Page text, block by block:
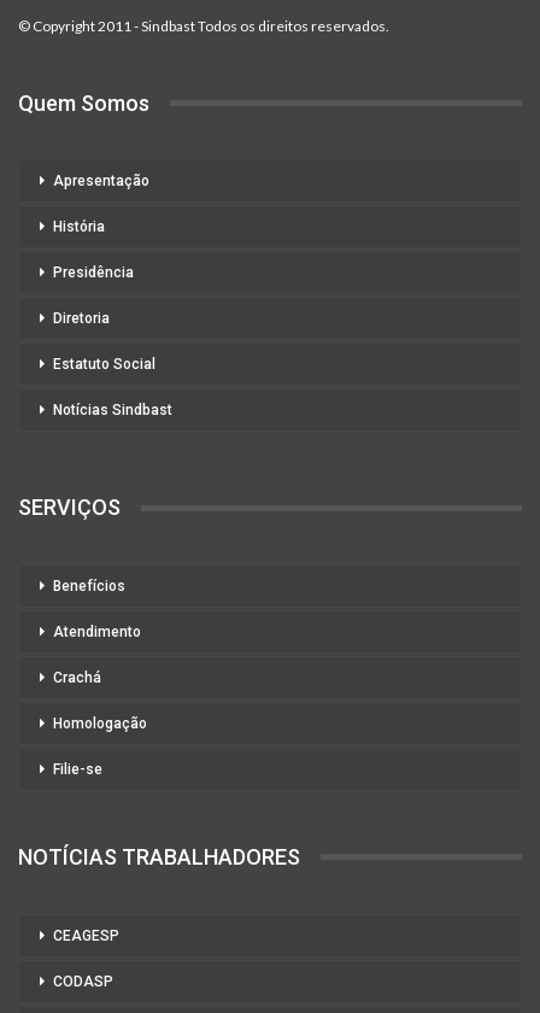
© Copyright 2011 - Sindbast Todos os direitos reservados.
Quem Somos
Apresentação
História
Presidência
Diretoria
Estatuto Social
Notícias Sindbast
SERVIÇOS
Benefícios
Atendimento
Crachá
Homologação
Filie-se
NOTÍCIAS TRABALHADORES
CEAGESP
CODASP